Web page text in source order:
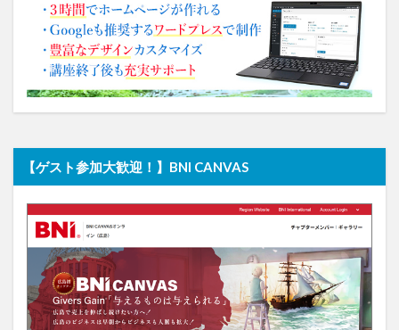
【ゲスト参加大歓迎！】BNI CANVAS